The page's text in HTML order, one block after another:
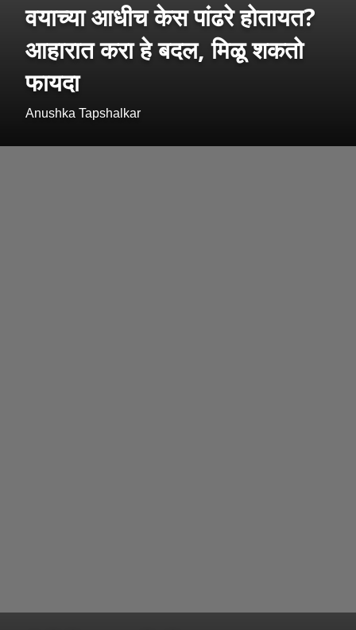
वयाच्या आधीच केस पांढरे होतायत?
आहारात करा हे बदल, मिळू शकतो
फायदा
Anushka Tapshalkar